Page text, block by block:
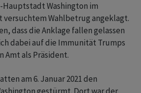
Hauptstadt Washington im
versuchtem Wahlbetrug angeklagt.
dass die Anklage fallen gelassen
dabei auf die Immunität Trumps
Amt als Präsident.
am 6. Januar 2021 den